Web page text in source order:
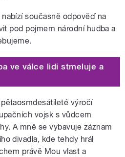
současně odpověď na
pod pojmem národní hudba a
ve válce lidi stmeluje a
výročí
vojsk s vůdcem
A mně se vybavuje záznam
divadla, kde tehdy hrál
právě Mou vlast a